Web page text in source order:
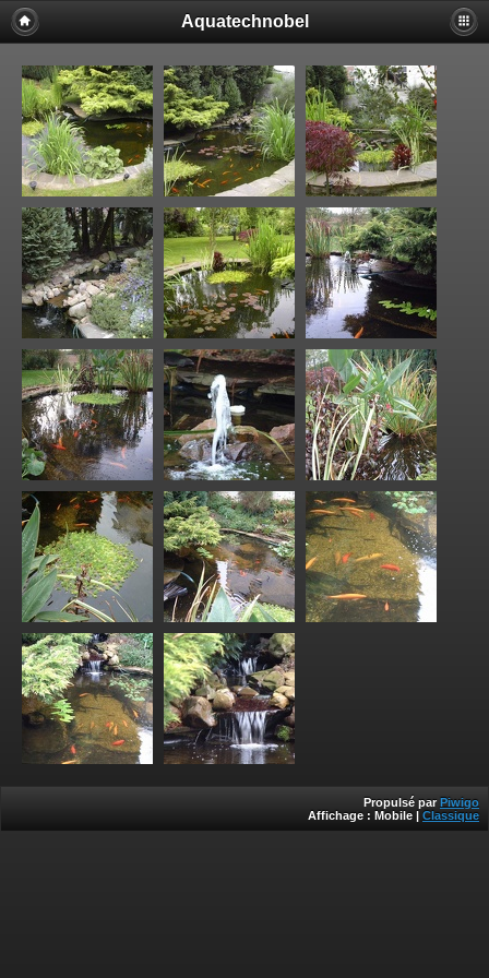
Aquatechnobel
Propulsé par Piwigo
Affichage : Mobile | Classique